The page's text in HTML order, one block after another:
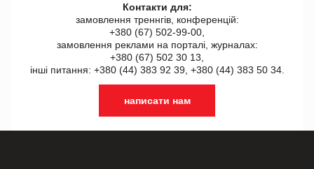
Контакти для:
замовлення треннгів, конференцій:
+380 (67) 502-99-00,
замовлення реклами на порталі, журналах:
+380 (67) 502 30 13,
інші питання: +380 (44) 383 92 39, +380 (44) 383 50 34.
написати нам